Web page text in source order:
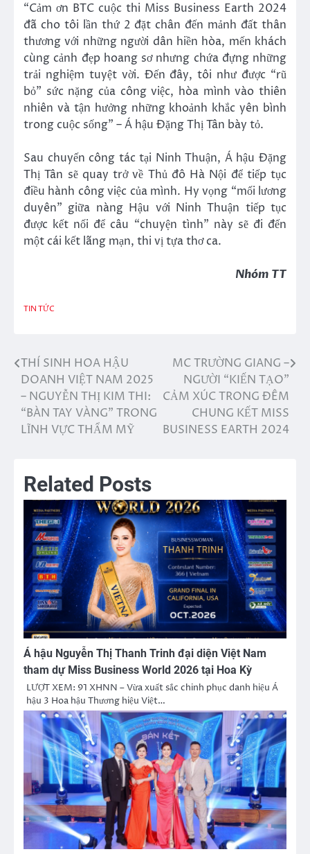
“Cảm ơn BTC cuộc thi Miss Business Earth 2024
đã cho tôi lần thứ 2 đặt chân đến mảnh đất thân
thương với những người dân hiền hòa, mến khách
cùng cảnh đẹp hoang sơ nhưng chứa đựng những
trải nghiệm tuyệt vời. Đến đây, tôi như được “rũ
bỏ” sức nặng của công việc, hòa mình vào thiên
nhiên và tận hưởng những khoảnh khắc yên bình
trong cuộc sống” – Á hậu Đặng Thị Tân bày tỏ.
Sau chuyến công tác tại Ninh Thuận, Á hậu Đặng
Thị Tân sẽ quay trở về Thủ đô Hà Nội để tiếp tục
điều hành công việc của mình. Hy vọng “mối lương
duyên” giữa nàng Hậu với Ninh Thuận tiếp tục
được kết nối để câu “chuyện tình” này sẽ đi đến
một cái kết lãng mạn, thi vị tựa thơ ca.
Nhóm TT
TIN TỨC
Điều
hướng
bài
THÍ SINH HOA HẬU
DOANH VIỆT NAM 2025
– NGUYỄN THỊ KIM THI:
“BÀN TAY VÀNG” TRONG
LĨNH VỰC THẨM MỸ
MC TRƯỜNG GIANG –
NGƯỜI “KIẾN TẠO”
CẢM XÚC TRONG ĐÊM
CHUNG KẾT MISS
BUSINESS EARTH 2024
Related Posts
Á hậu Nguyễn Thị Thanh Trinh đại diện Việt Nam
tham dự Miss Business World 2026 tại Hoa Kỳ
LƯỢT XEM: 91 XHNN – Vừa xuất sắc chinh phục danh hiệu Á
hậu 3 Hoa hậu Thương hiệu Việt…